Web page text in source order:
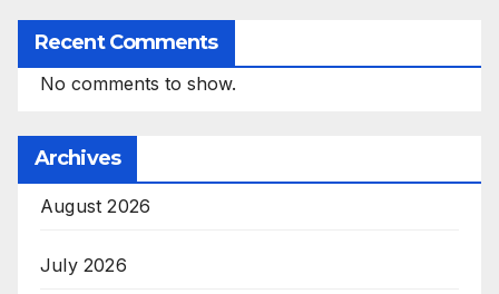
Recent Comments
No comments to show.
Archives
August 2026
July 2026